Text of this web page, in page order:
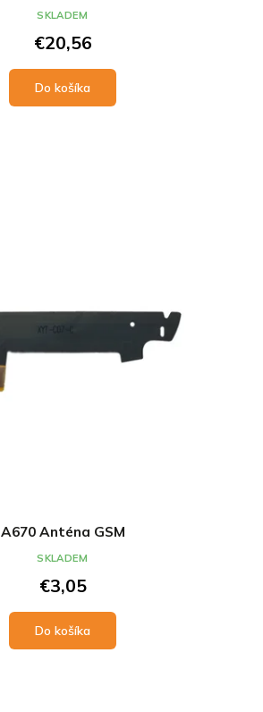
€20,56
Do košíka
SKLADEM
A670 Anténa GSM
€3,05
Do košíka
SKLADEM